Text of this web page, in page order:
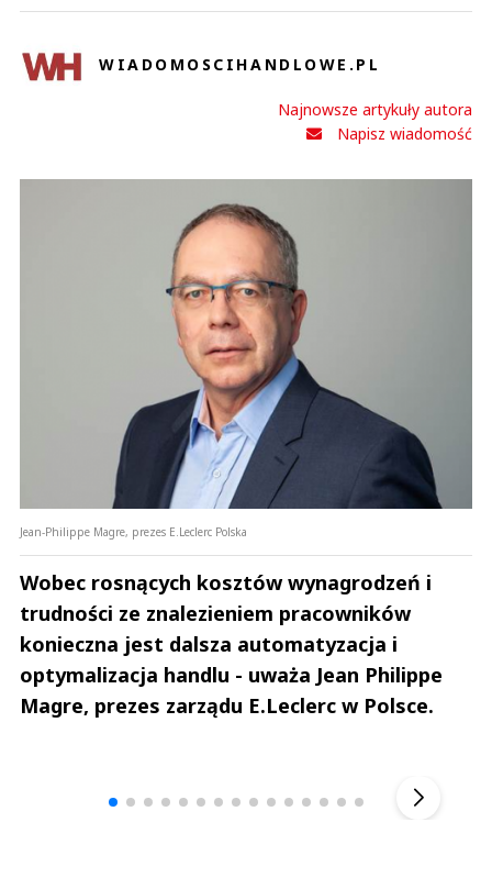
WIADOMOSCIHANDLOWE.PL
Najnowsze artykuły autora
Napisz wiadomość
Jean-Philippe Magre, prezes E.Leclerc Polska
Wobec rosnących kosztów wynagrodzeń i
trudności ze znalezieniem pracowników
konieczna jest dalsza automatyzacja i
optymalizacja handlu - uważa Jean Philippe
Magre, prezes zarządu E.Leclerc w Polsce.